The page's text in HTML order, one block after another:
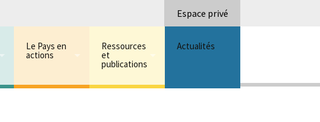
Espace privé
Le Pays en
actions
Ressources
et
publications
Actualités